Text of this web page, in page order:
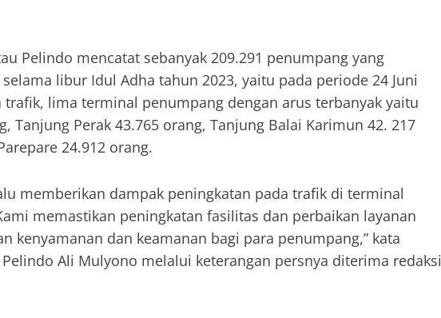
Pelindo mencatat sebanyak 209.291 penumpang yang
libur Idul Adha tahun 2023, yaitu pada periode 24 Juni
trafik, lima terminal penumpang dengan arus terbanyak yaitu
Tanjung Perak 43.765 orang, Tanjung Balai Karimun 42. 217
24.912 orang.
memberikan dampak peningkatan pada trafik di terminal
memastikan peningkatan fasilitas dan perbaikan layanan
kenyamanan dan keamanan bagi para penumpang,” kata
Ali Mulyono melalui keterangan persnya diterima redaksi